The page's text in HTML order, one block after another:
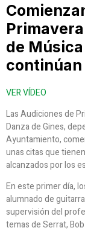
de
continúan
VER VÍDEO
Las Audiciones de
Danza de Gines,
Ayuntamiento,
unas citas que
alcanzados por los
En este primer día,
alumnado de
supervisión del
temas de Serrat,